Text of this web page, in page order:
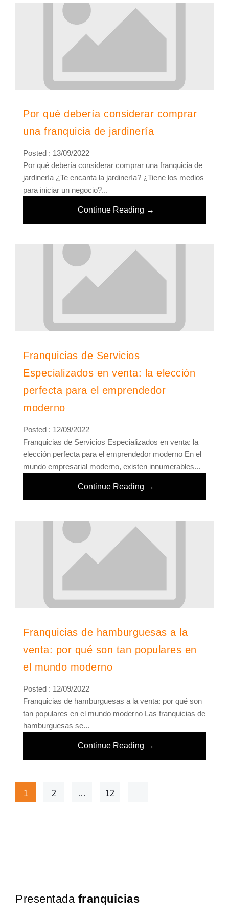
Por qué debería considerar comprar
una franquicia de jardinería
Posted : 13/09/2022
Por qué debería considerar comprar una franquicia de
jardinería ¿Te encanta la jardinería? ¿Tiene los medios
para iniciar un negocio?...
Continue Reading →
Franquicias de Servicios
Especializados en venta: la elección
perfecta para el emprendedor
moderno
Posted : 12/09/2022
Franquicias de Servicios Especializados en venta: la
elección perfecta para el emprendedor moderno En el
mundo empresarial moderno, existen innumerables...
Continue Reading →
Franquicias de hamburguesas a la
venta: por qué son tan populares en
el mundo moderno
Posted : 12/09/2022
Franquicias de hamburguesas a la venta: por qué son
tan populares en el mundo moderno Las franquicias de
hamburguesas se...
Continue Reading →
1 2 … 12
Presentada franquicias